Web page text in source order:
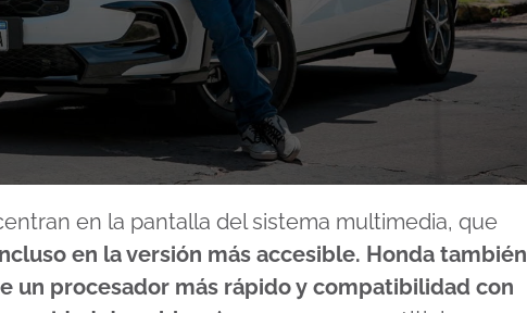
en la pantalla del sistema multimedia, que
en la versión más accesible. Honda también
un procesador más rápido y compatibilidad con